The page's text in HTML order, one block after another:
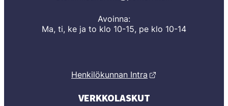
Avoinna:
Ma, ti, ke ja to klo 10-15, pe klo 10-14
Henkilökunnan Intra
VERKKOLASKUT